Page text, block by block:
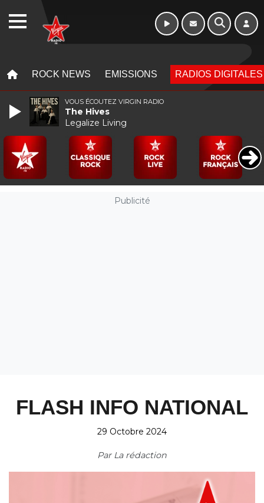
ROCK NEWS EMISSIONS RADIOS DIGITALES
Publicité
FLASH INFO NATIONAL
29 Octobre 2024
Par La rédaction
VOUS ÉCOUTEZ VIRGIN RADIO
The Hives
Legalize Living
WEBRADIO 10h - 13h